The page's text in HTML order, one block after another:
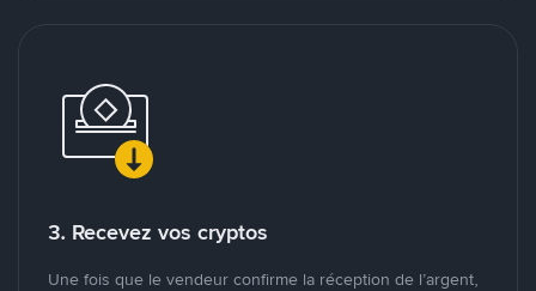
3. Recevez vos cryptos
Une fois que le vendeur confirme la réception de l’argent,